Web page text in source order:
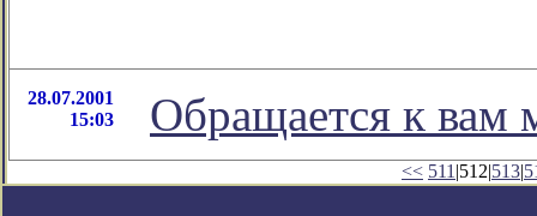
28.07.2001
15:03
Обращается к вам
<< 511 |512|513|